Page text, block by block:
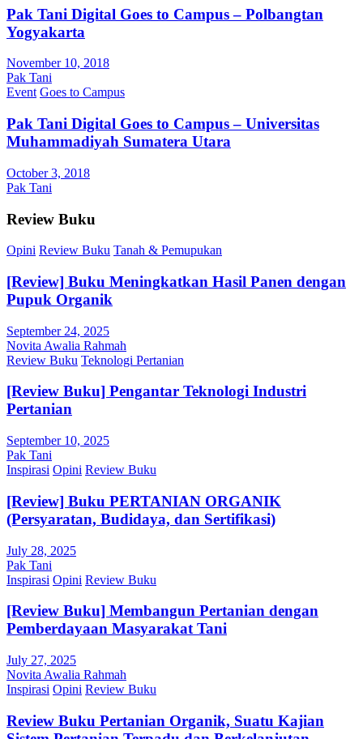
Pak Tani Digital Goes to Campus – Polbangtan
Yogyakarta
November 10, 2018
Pak Tani
Event Goes to Campus
Pak Tani Digital Goes to Campus – Universitas
Muhammadiyah Sumatera Utara
October 3, 2018
Pak Tani
Review Buku
Opini Review Buku Tanah & Pemupukan
[Review] Buku Meningkatkan Hasil Panen dengan
Pupuk Organik
September 24, 2025
Novita Awalia Rahmah
Review Buku Teknologi Pertanian
[Review Buku] Pengantar Teknologi Industri
Pertanian
September 10, 2025
Pak Tani
Inspirasi Opini Review Buku
[Review] Buku PERTANIAN ORGANIK
(Persyaratan, Budidaya, dan Sertifikasi)
July 28, 2025
Pak Tani
Inspirasi Opini Review Buku
[Review Buku] Membangun Pertanian dengan
Pemberdayaan Masyarakat Tani
July 27, 2025
Novita Awalia Rahmah
Inspirasi Opini Review Buku
Review Buku Pertanian Organik, Suatu Kajian